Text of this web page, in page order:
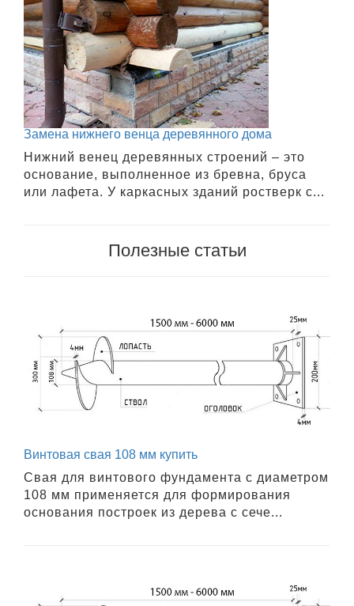
Замена нижнего венца деревянного дома
Нижний венец деревянных строений – это
основание, выполненное из бревна, бруса
или лафета. У каркасных зданий ростверк с...
Полезные статьи
Винтовая свая 108 мм купить
Свая для винтового фундамента с диаметром
108 мм применяется для формирования
основания построек из дерева с сече...